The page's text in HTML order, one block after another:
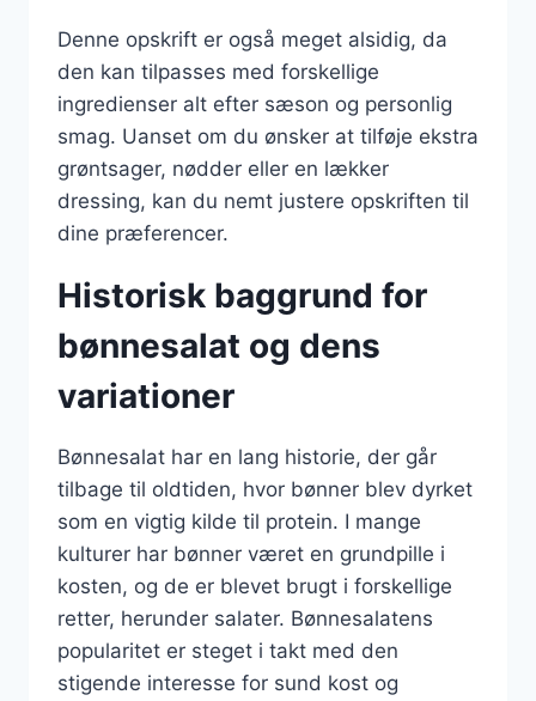
Denne opskrift er også meget alsidig, da
den kan tilpasses med forskellige
ingredienser alt efter sæson og personlig
smag. Uanset om du ønsker at tilføje ekstra
grøntsager, nødder eller en lækker
dressing, kan du nemt justere opskriften til
dine præferencer.
Historisk baggrund for
bønnesalat og dens
variationer
Bønnesalat har en lang historie, der går
tilbage til oldtiden, hvor bønner blev dyrket
som en vigtig kilde til protein. I mange
kulturer har bønner været en grundpille i
kosten, og de er blevet brugt i forskellige
retter, herunder salater. Bønnesalatens
popularitet er steget i takt med den
stigende interesse for sund kost og